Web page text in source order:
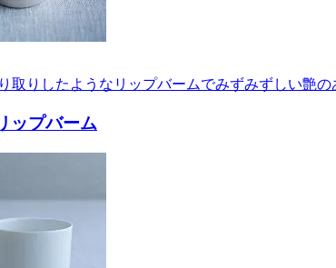
取りしたようなリップバームでみずみずしい艶の
ップバーム